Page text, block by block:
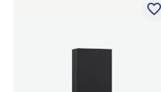
favorite_border